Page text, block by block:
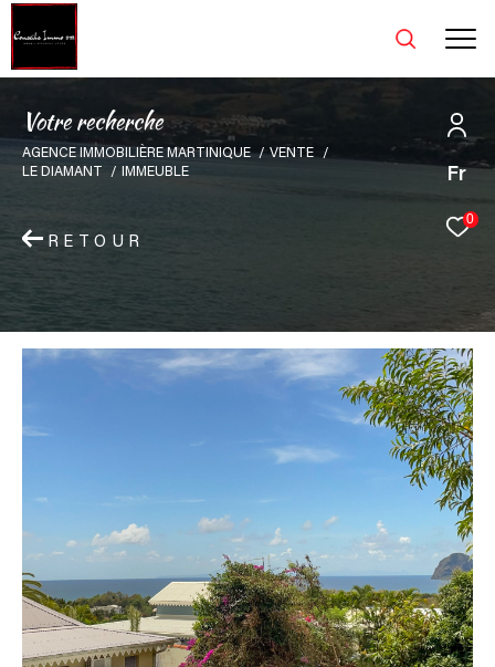
Fr
0
Votre recherche
AGENCE IMMOBILIÈRE MARTINIQUE
VENTE
LE DIAMANT
IMMEUBLE
RETOUR